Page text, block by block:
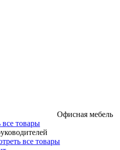
Офисная мебель
товары
все товары